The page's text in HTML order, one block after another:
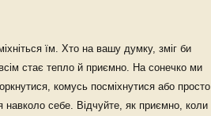
їм. Хто на вашу думку, зміг би
стає тепло й приємно. На сонечко ми
комусь посміхнутися або просто
себе. Відчуйте, як приємно, коли